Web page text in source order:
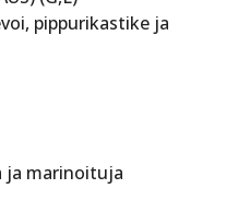
pippurikastike ja
ja marinoituja